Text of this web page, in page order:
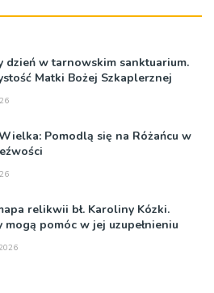
dzień w tarnowskim sanktuarium.
Matki Bożej Szkaplerznej
Pomodlą się na Różańcu w
relikwii bł. Karoliny Kózki.
mogą pomóc w jej uzupełnieniu